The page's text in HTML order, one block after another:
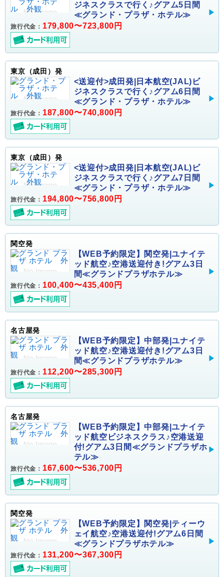
ジネスクラスで行く♪グアム5日間
≪グランド・プラザ・ホテル≫
旅行代金： 179,800〜723,800円
東京（成田）発
<送迎付>成田発|日本航空(JAL)ビ
ジネスクラスで行く♪グアム6日間
≪グランド・プラザ・ホテル≫
旅行代金： 187,800〜740,800円
東京（成田）発
<送迎付>成田発|日本航空(JAL)ビ
ジネスクラスで行く♪グアム7日間
≪グランド・プラザ・ホテル≫
旅行代金： 194,800〜756,800円
関空発
【WEB予約限定】関空発|ユナイテ
ッド航空♪空港送迎付き!グアム3日
間≪グランドプラザホテル≫
旅行代金： 100,400〜435,400円
名古屋発
【WEB予約限定】中部発|ユナイテ
ッド航空♪空港送迎付き!グアム3日
間≪グランドプラザホテル≫
旅行代金： 112,200〜285,300円
名古屋発
【WEB予約限定】中部発|ユナイテ
ッド航空ビジネスクラス♪空港送迎
付!グアム3日間≪グランドプラザホ
テル≫
旅行代金： 167,600〜536,700円
関空発
【WEB予約限定】関空発|ティーウ
ェイ航空♪空港送迎付!グアム6日間
≪グランドプラザホテル≫
旅行代金： 131,200〜367,300円